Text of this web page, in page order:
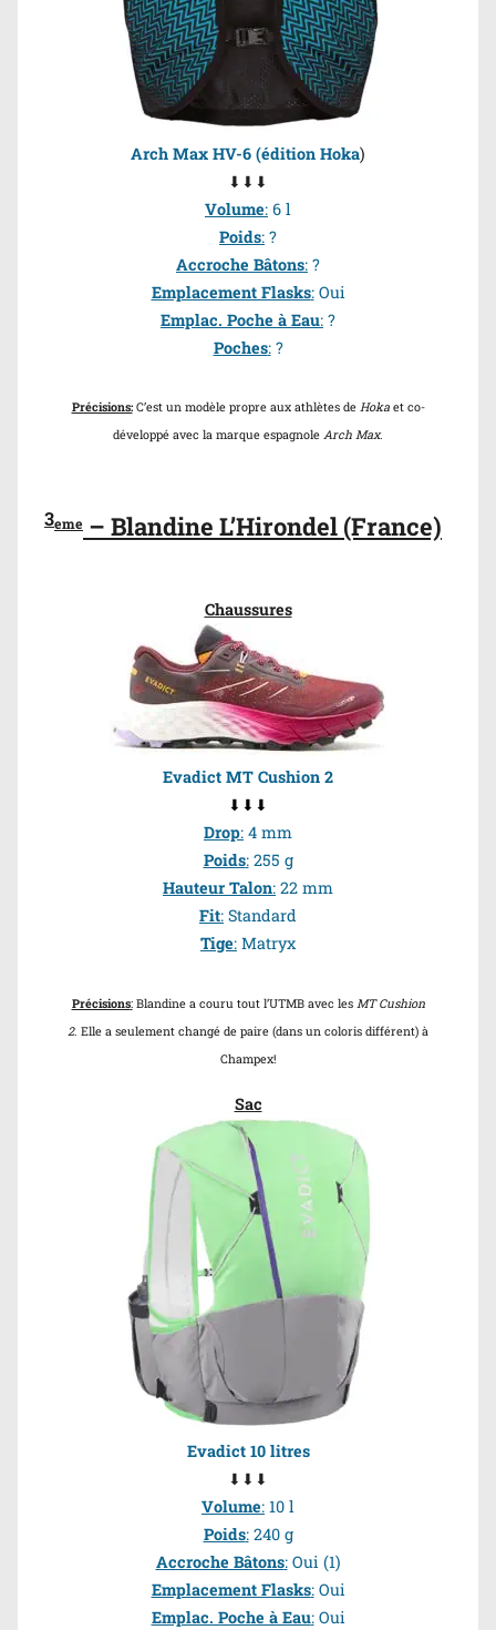
Arch Max HV-6 (édition Hoka)
⬇⬇⬇
Volume: 6 l
Poids: ?
Accroche Bâtons: ?
Emplacement Flasks:Oui
Emplac. Poche à Eau: ?
Poches:?
Précisions:C’est un modèle propre aux athlètes de Hokaet co-
développé avec la marque espagnole Arch Max.
3eme – Blandine L’Hirondel (France)
Chaussures
Evadict MT Cushion 2
⬇⬇⬇
Drop: 4 mm
Poids:255 g
Hauteur Talon: 22 mm
Fit: Standard
Tige: Matryx
Précisions:Blandine a couru tout l’UTMB avec les MT Cushion
2. Elle a seulement changé de paire (dans un coloris différent) à
Champex!
Sac
Evadict 10 litres
⬇⬇⬇
Volume: 10 l
Poids:240 g
Accroche Bâtons:Oui (1)
Emplacement Flasks:Oui
Emplac. Poche à Eau:Oui